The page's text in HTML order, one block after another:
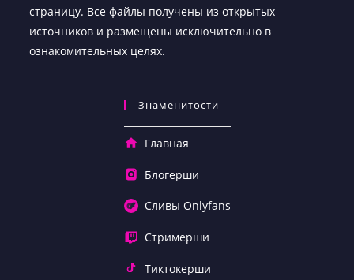
страницу. Все файлы получены из открытых
источников и размещены исключительно в
ознакомительных целях.
Знаменитости
Главная
Блогерши
Сливы Onlyfans
Стримерши
Тиктокерши